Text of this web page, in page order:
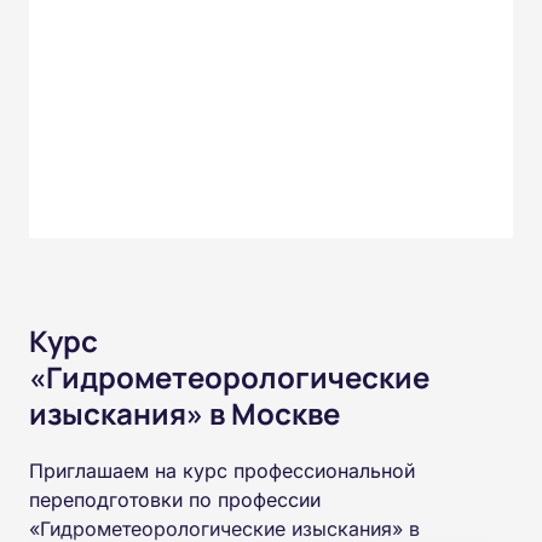
Курс
«Гидрометеорологические
изыскания» в Москве
Приглашаем на курс профессиональной
переподготовки по профессии
«Гидрометеорологические изыскания» в